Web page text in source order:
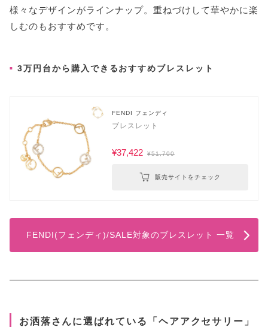
様々なデザインがラインナップ。重ねづけして華やかに楽
しむのもおすすめです。
3万円台から購入できるおすすめブレスレット
FENDI フェンディ
ブレスレット
¥37,422 ¥51,700
販売サイトをチェック
FENDI(フェンディ)/SALE対象のブレスレット 一覧
お洒落さんに選ばれている「ヘアアクセサリー」